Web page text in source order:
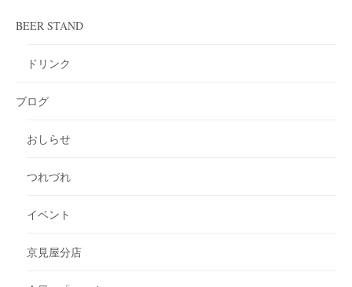
BEER STAND
ドリンク
ブログ
おしらせ
つれづれ
イベント
京見屋分店